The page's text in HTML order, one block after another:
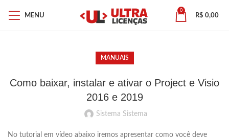
MENU
0
R$ 0,00
MANUAIS
Como baixar, instalar e ativar o Project e Visio
2016 e 2019
Sistema Sistema
No tutorial em vídeo abaixo iremos apresentar como você deve